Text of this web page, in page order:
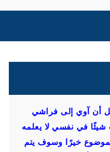
أن آوي إلى فراشي
شيئًا في نفسي لا يعلمه
خيرًا وسوف يتم